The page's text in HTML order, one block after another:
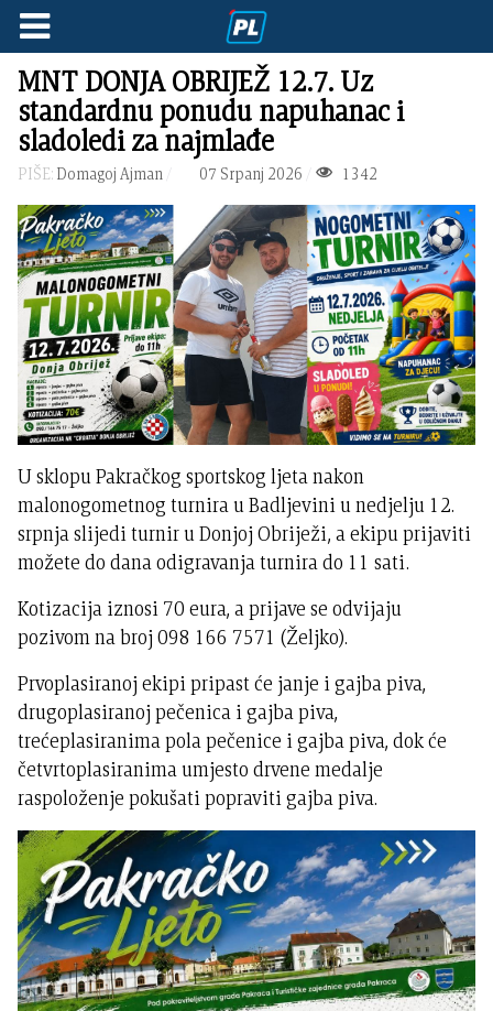
MNT DONJA OBRIJEŽ 12.7. Uz
standardnu ponudu napuhanac i
sladoledi za najmlađe
PIŠE: Domagoj Ajman 07 Srpanj 2026 1342
U sklopu Pakračkog sportskog ljeta nakon
malonogometnog turnira u Badljevini u nedjelju 12.
srpnja slijedi turnir u Donjoj Obriježi, a ekipu prijaviti
možete do dana odigravanja turnira do 11 sati.
Kotizacija iznosi 70 eura, a prijave se odvijaju
pozivom na broj 098 166 7571 (Željko).
Prvoplasiranoj ekipi pripast će janje i gajba piva,
drugoplasiranoj pečenica i gajba piva,
trećeplasiranima pola pečenice i gajba piva, dok će
četvrtoplasiranima umjesto drvene medalje
raspoloženje pokušati popraviti gajba piva.